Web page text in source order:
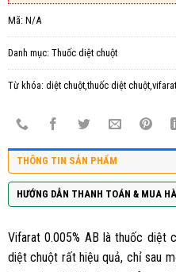
Mã: N/A
Danh mục: Thuốc diệt chuột
Từ khóa: diệt chuột,thuốc diệt
THÔNG TIN SẢN PHẨM
HƯỚNG DẪN THANH TOÁN & MUA
Vifarat 0.005% AB là thuốc diệt
diệt chuột rất hiệu quả, chỉ sau